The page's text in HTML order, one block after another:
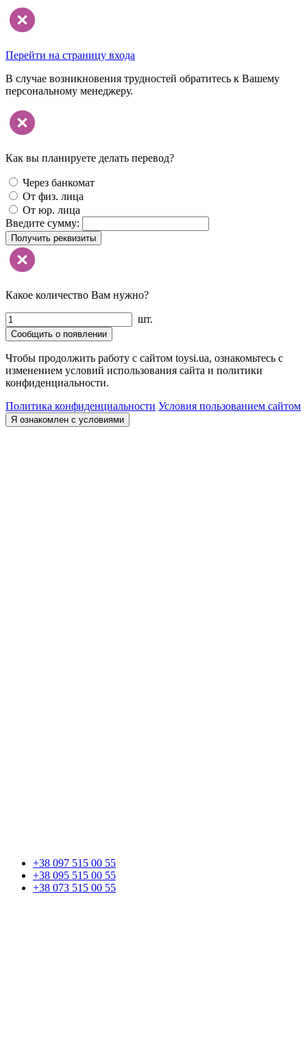
Перейти на страницу входа
В случае возникновения трудностей обратитесь к Вашему
персональному менеджеру.
Как вы планируете делать перевод?
Через банкомат
От физ. лица
От юр. лица
Введите сумму:
Получить реквизиты
Какое количество Вам нужно?
шт.
Сообщить о появлении
Чтобы продолжить работу с сайтом toysi.ua, ознакомьтесь с
изменением условий использования сайта и политики
конфиденциальности.
Политика конфиденциальности Условия пользованием сайтом
Я ознакомлен с условиями
+38 097 515 00 55
+38 095 515 00 55
+38 073 515 00 55